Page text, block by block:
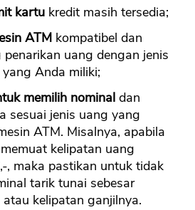
kartu kredit masih tersedia;
ATM kompatibel dan
penarikan uang dengan jenis
Anda miliki;
memilih nominal dan
sesuai jenis uang yang
ATM. Misalnya, apabila
kelipatan uang
, maka pastikan untuk tidak
tarik tunai sebesar
kelipatan ganjilnya.